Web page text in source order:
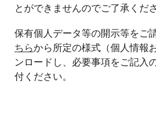
とができませんのでご了承くださ
保有個人データ等の開示等をご
ちらから所定の様式（個人情報
ンロードし、必要事項をご記入
付ください。